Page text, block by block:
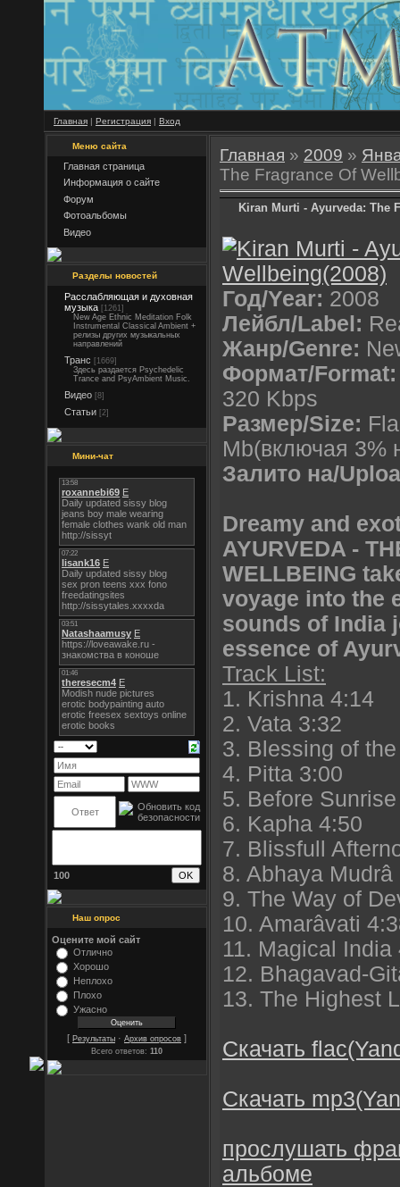
Главная | Регистрация | Вход
Меню сайта
Главная страница
Информация о сайте
Форум
Фотоальбомы
Видео
Разделы новостей
Расслабляющая и духовная
музыка [1261]
New Age Ethnic Meditation Folk
Instrumental Classical Ambient +
релизы других музыкальных
направлений
Транс [1669]
Здесь раздается Psychedelic
Trance and PsyAmbient Music.
Видео [8]
Статьи [2]
Мини-чат
100
Наш опрос
Оцените мой сайт
Отлично
Хорошо
Неплохо
Плохо
Ужасно
[ Результаты · Архив опросов ]
Всего ответов: 110
Главная » 2009 »
The Fragrance Of
Kiran Murti - Ayurveda: The
Год/Year: 2008
Лейбл/Label:
Жанр/Genre:
Формат/Format:
320 Kbps
Размер/Size:
Mb(включая 3%
Залито на/
Dreamy and
AYURVEDA -
WELLBEING
voyage into the
sounds of India
essence of
Track List:
1. Krishna 4:14
2. Vata 3:32
3. Blessing of
4. Pitta 3:00
5. Before
6. Kapha 4:50
7. Blissfull
8. Abhaya Mudrâ
9. The Way of
10. Amarâvati
11. Magical India
12. Bhagavad-
13. The Highest
Скачать
Скачать
прослушать
альбоме